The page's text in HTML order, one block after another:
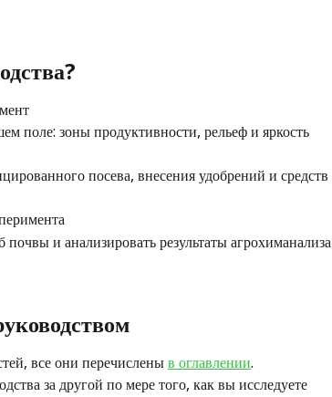
поле: зоны продуктивности, рельеф и яркость
посева, внесения удобрений и средств
и анализировать результаты агрохиманализа
все они перечислены в оглавлении.
за другой по мере того, как вы исследуете